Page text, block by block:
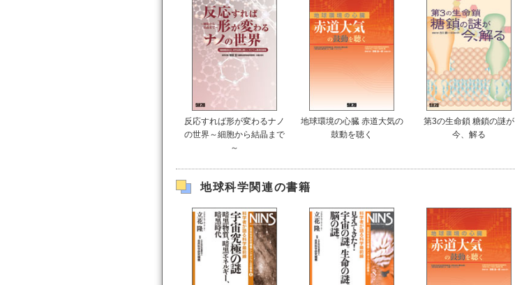
反応すれば形が変わるナノ
の世界～細胞から結晶まで
～
地球環境の心臓 赤道大気の
鼓動を聴く
第3の生命鎖 糖鎖の謎が
今、解る
地球科学関連の書籍